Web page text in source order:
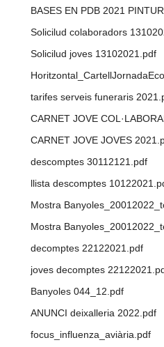
BASES EN PDB 2021
Solicilud colaboradors
Solicilud joves 13102021.pdf
tarifes serveis funeraris
CARNET JOVE
CARNET JOVE JOVES
descomptes 30112121.pdf
llista descomptes
Mostra
Mostra
decomptes 22122021.pdf
joves decomptes
Banyoles 044_12.pdf
ANUNCI deixalleria 2022.pdf
focus_influenza_aviària.pdf